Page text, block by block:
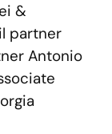
&
partner
Antonio